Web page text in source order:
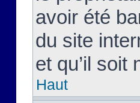
avoir été
du site
et qu’il soit
Haut